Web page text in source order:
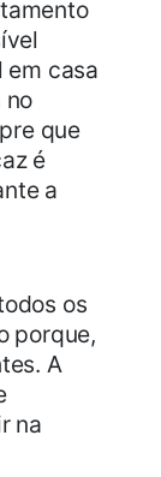
em casa
no
que
é
a
os
porque,
A
na